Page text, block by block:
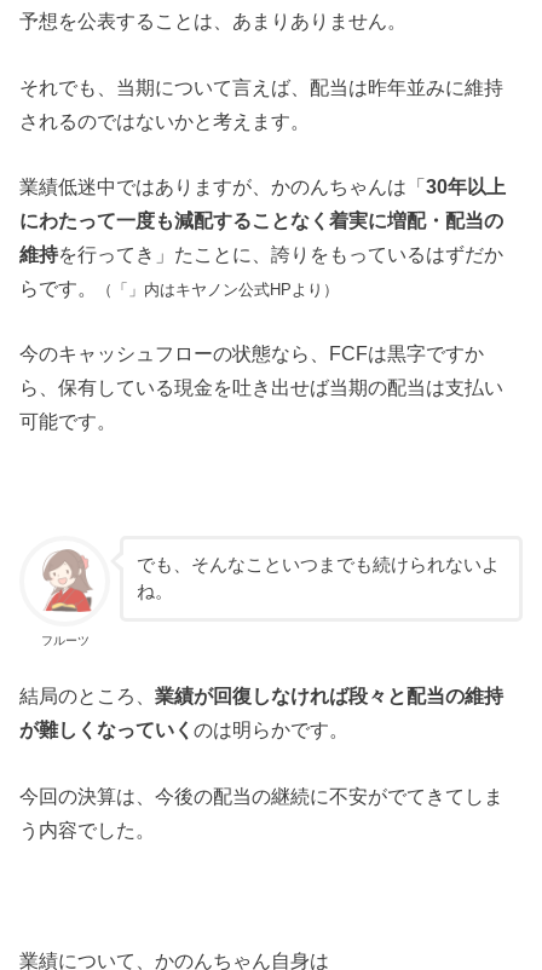
予想を公表することは、あまりありません。
それでも、当期について言えば、配当は昨年並みに維持
されるのではないかと考えます。
業績低迷中ではありますが、かのんちゃんは「30年以上
にわたって一度も減配することなく着実に増配・配当の
維持を行ってき」たことに、誇りをもっているはずだか
らです。
（「」内はキヤノン公式HPより）
今のキャッシュフローの状態なら、FCFは黒字ですか
ら、保有している現金を吐き出せば当期の配当は支払い
可能です。
フルーツ
でも、そんなこといつまでも続けられないよ
ね。
結局のところ、業績が回復しなければ段々と配当の維持
が難しくなっていくのは明らかです。
今回の決算は、今後の配当の継続に不安がでてきてしま
う内容でした。
業績について、かのんちゃん自身は